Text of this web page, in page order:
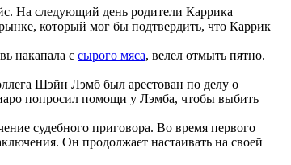
На следующий день родители Каррика
который мог бы подтвердить, что Каррик
накапала с сырого мяса, велел отмыть пятно.
Шэйн Лэмб был арестован по делу о
попросил помощи у Лэмба, чтобы выбить
судебного приговора. Во время первого
Он продолжает настаивать на своей